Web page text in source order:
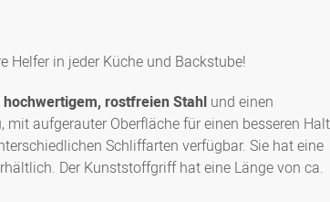
5000266081
Bäckermesser
blau
Helfer in jeder Küche und Backstube!
rostfreien Stahl und einen
aufgerauter Oberfläche für einen besseren
Schliffarten verfügbar. Sie hat eine
Der Kunststoffgriff hat eine Länge von ca.